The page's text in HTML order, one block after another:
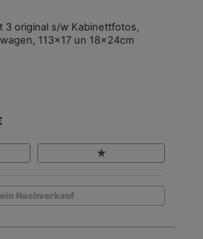
3 original s/w Kabinettfotos,
113x17 un 18x24cm
Nachverkauf